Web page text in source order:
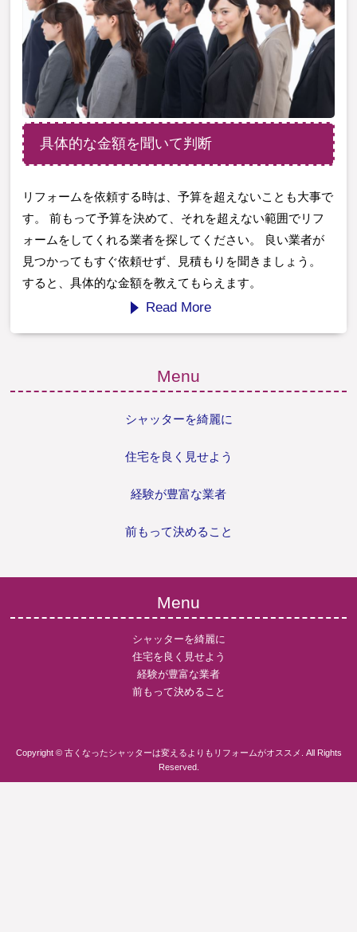
具体的な金額を聞いて判断
リフォームを依頼する時は、予算を超えないことも大事で
す。 前もって予算を決めて、それを超えない範囲でリフ
ォームをしてくれる業者を探してください。 良い業者が
見つかってもすぐ依頼せず、見積もりを聞きましょう。
すると、具体的な金額を教えてもらえます。
Read More
Menu
シャッターを綺麗に
住宅を良く見せよう
経験が豊富な業者
前もって決めること
Menu
シャッターを綺麗に
住宅を良く見せよう
経験が豊富な業者
前もって決めること
Copyright © 古くなったシャッターは変えるよりもリフォームがオススメ. All Rights
Reserved.